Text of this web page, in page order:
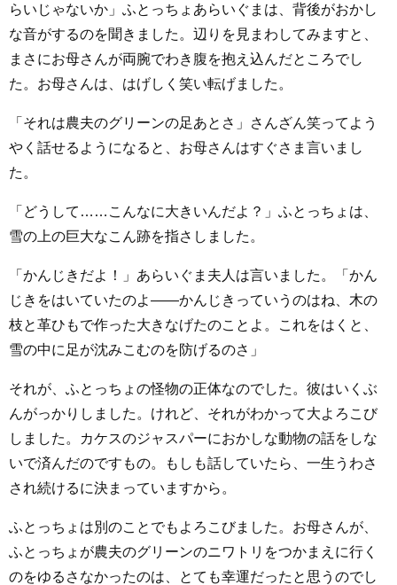
らいじゃないか」ふとっちょあらいぐまは、背後がおかし
な音がするのを聞きました。辺りを見まわしてみますと、
まさにお母さんが両腕でわき腹を抱え込んだところでし
た。お母さんは、はげしく笑い転げました。
「それは農夫のグリーンの足あとさ」さんざん笑ってよう
やく話せるようになると、お母さんはすぐさま言いまし
た。
「どうして……こんなに大きいんだよ？」ふとっちょは、
雪の上の巨大なこん跡を指さしました。
「かんじきだよ！」あらいぐま夫人は言いました。「かん
じきをはいていたのよ――かんじきっていうのはね、木の
枝と革ひもで作った大きなげたのことよ。これをはくと、
雪の中に足が沈みこむのを防げるのさ」
それが、ふとっちょの怪物の正体なのでした。彼はいくぶ
んがっかりしました。けれど、それがわかって大よろこび
しました。カケスのジャスパーにおかしな動物の話をしな
いで済んだのですもの。もしも話していたら、一生うわさ
され続けるに決まっていますから。
ふとっちょは別のことでもよろこびました。お母さんが、
ふとっちょが農夫のグリーンのニワトリをつかまえに行く
のをゆるさなかったのは、とても幸運だったと思うのでし